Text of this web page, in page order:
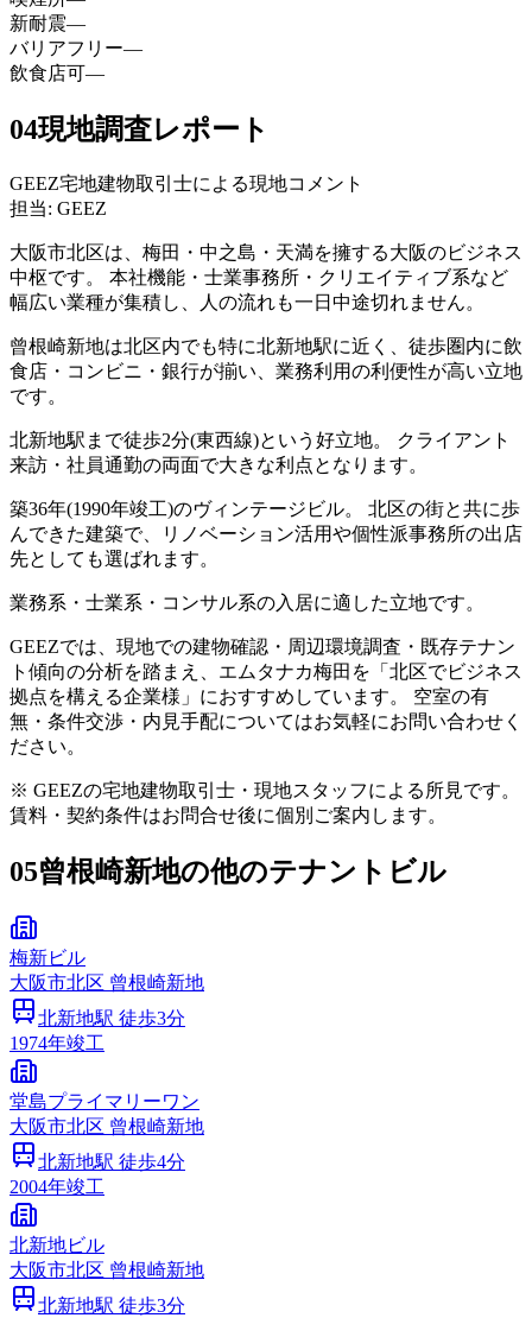
新耐震—
バリアフリー—
飲食店可—
04現地調査レポート
GEEZ宅地建物取引士による現地コメント
担当: GEEZ
大阪市北区は、梅田・中之島・天満を擁する大阪のビジネス
中枢です。 本社機能・士業事務所・クリエイティブ系など
幅広い業種が集積し、人の流れも一日中途切れません。
曾根崎新地は北区内でも特に北新地駅に近く、徒歩圏内に飲
食店・コンビニ・銀行が揃い、業務利用の利便性が高い立地
です。
北新地駅まで徒歩2分(東西線)という好立地。 クライアント
来訪・社員通勤の両面で大きな利点となります。
築36年(1990年竣工)のヴィンテージビル。 北区の街と共に歩
んできた建築で、リノベーション活用や個性派事務所の出店
先としても選ばれます。
業務系・士業系・コンサル系の入居に適した立地です。
GEEZでは、現地での建物確認・周辺環境調査・既存テナン
ト傾向の分析を踏まえ、エムタナカ梅田を「北区でビジネス
拠点を構える企業様」におすすめしています。 空室の有
無・条件交渉・内見手配についてはお気軽にお問い合わせく
ださい。
※ GEEZの宅地建物取引士・現地スタッフによる所見です。
賃料・契約条件はお問合せ後に個別ご案内します。
05曾根崎新地の他のテナントビル
梅新ビル
大阪市北区 曾根崎新地
北新地駅 徒歩3分
1974年竣工
堂島プライマリーワン
大阪市北区 曾根崎新地
北新地駅 徒歩4分
2004年竣工
北新地ビル
大阪市北区 曾根崎新地
北新地駅 徒歩3分